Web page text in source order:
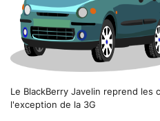
Le BlackBerry Javelin reprend les
l'exception de la 3G